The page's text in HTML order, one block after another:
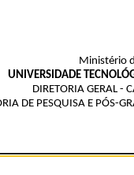
Ministério
UNIVERSIDADE
DIRETORIA GERAL -
DE PESQUISA E PÓS-